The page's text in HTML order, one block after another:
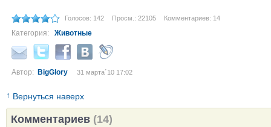
Голосов: 142 Просм.: 22105 Комментариев: 14
Категория: Животные
Автор: BigGlory 31 марта´10 17:02
↑ Вернуться наверх
Комментариев (14)